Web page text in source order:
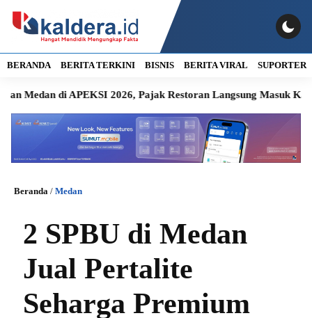
BERANDA BERITA TERKINI BISNIS BERITA VIRAL SUPORTER
di APEKSI 2026, Pajak Restoran Langsung Masuk Kas Daerah
Beranda / Medan
2 SPBU di Medan
Jual Pertalite
Seharga Premium